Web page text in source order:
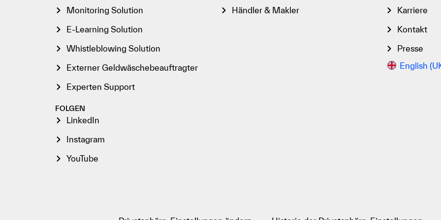
Monitoring Solution
E-Learning Solution
Whistleblowing Solution
Externer Geldwäschebeauftragter
Experten Support
Händler & Makler Karriere
Kontakt
Presse
English
FOLGEN
LinkedIn
Instagram
YouTube